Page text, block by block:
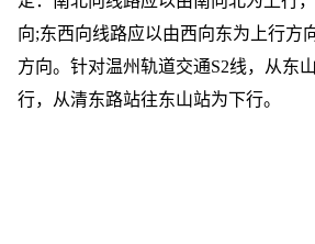
向;东西向线路应以由西向东为上行方
方向。针对温州轨道交通S2线，从东
行，从清东路站往东山站为下行。